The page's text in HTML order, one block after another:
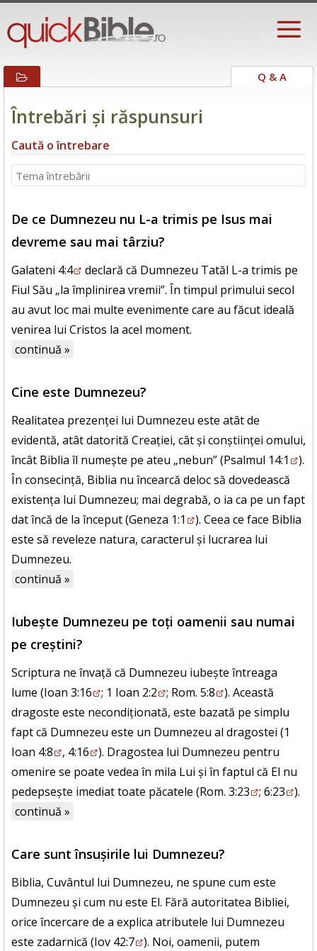
Q & A
Întrebări și răspunsuri
Caută o întrebare
De ce Dumnezeu nu L-a trimis pe Isus mai
devreme sau mai târziu?
Galateni 4:4
declară că Dumnezeu Tatăl L-a trimis pe
Fiul Său „la împlinirea vremii”. În timpul primului secol
au avut loc mai multe evenimente care au făcut ideală
venirea lui Cristos la acel moment.
continuă »
Cine este Dumnezeu?
Realitatea prezenței lui Dumnezeu este atât de
evidentă, atât datorită Creației, cât și conștiinței omului,
încât Biblia îl numește pe ateu „nebun” (Psalmul 14:1
).
În consecință, Biblia nu încearcă deloc să dovedească
existența lui Dumnezeu; mai degrabă, o ia ca pe un fapt
dat încă de la început (Geneza 1:1
). Ceea ce face Biblia
este să reveleze natura, caracterul și lucrarea lui
Dumnezeu.
continuă »
Iubește Dumnezeu pe toți oamenii sau numai
pe creștini?
Scriptura ne învață că Dumnezeu iubește întreaga
lume (Ioan 3:16 ; 1 Ioan 2:2 ; Rom. 5:8
). Această
dragoste este necondiționată, este bazată pe simplu
fapt că Dumnezeu este un Dumnezeu al dragostei (1
Ioan 4:8
, 4:16
). Dragostea lui Dumnezeu pentru
omenire se poate vedea în mila Lui și în faptul că El nu
pedepsește imediat toate păcatele (Rom. 3:23 ; 6:23
).
continuă »
Care sunt însușirile lui Dumnezeu?
Biblia, Cuvântul lui Dumnezeu, ne spune cum este
Dumnezeu și cum nu este El. Fără autoritatea Bibliei,
orice încercare de a explica atributele lui Dumnezeu
este zadarnică (Iov 42:7 ). Noi, oamenii, putem